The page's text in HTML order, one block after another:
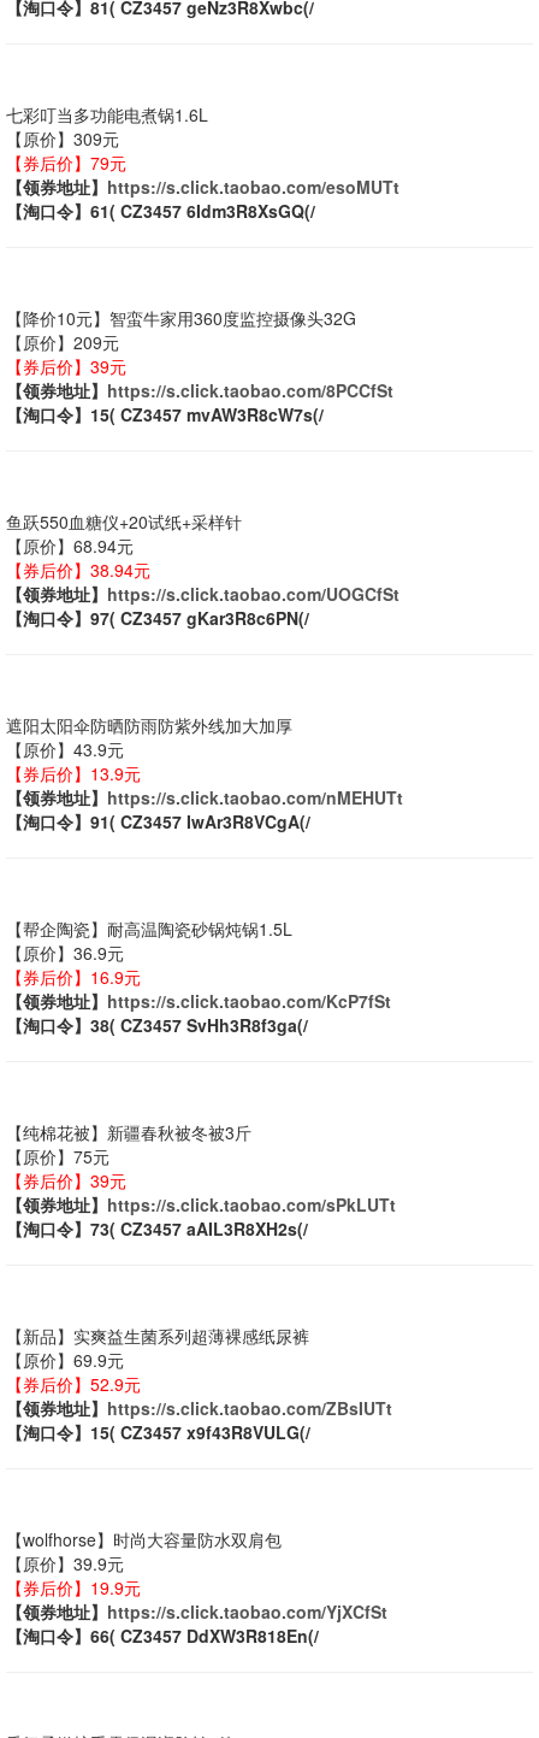
【淘口令】81( CZ3457 geNz3R8Xwbc(/
七彩叮当多功能电煮锅1.6L
【原价】309元
【券后价】79元
【领券地址】 https://s.click.taobao.com/esoMUTt
【淘口令】61( CZ3457 6Idm3R8XsGQ(/
【降价10元】智蛮牛家用360度监控摄像头32G
【原价】209元
【券后价】39元
【领券地址】 https://s.click.taobao.com/8PCCfSt
【淘口令】15( CZ3457 mvAW3R8cW7s(/
鱼跃550血糖仪+20试纸+采样针
【原价】68.94元
【券后价】38.94元
【领券地址】 https://s.click.taobao.com/UOGCfSt
【淘口令】97( CZ3457 gKar3R8c6PN(/
遮阳太阳伞防晒防雨防紫外线加大加厚
【原价】43.9元
【券后价】13.9元
【领券地址】 https://s.click.taobao.com/nMEHUTt
【淘口令】91( CZ3457 IwAr3R8VCgA(/
【帮企陶瓷】耐高温陶瓷砂锅炖锅1.5L
【原价】36.9元
【券后价】16.9元
【领券地址】 https://s.click.taobao.com/KcP7fSt
【淘口令】38( CZ3457 SvHh3R8f3ga(/
【纯棉花被】新疆春秋被冬被3斤
【原价】75元
【券后价】39元
【领券地址】 https://s.click.taobao.com/sPkLUTt
【淘口令】73( CZ3457 aAIL3R8XH2s(/
【新品】实爽益生菌系列超薄裸感纸尿裤
【原价】69.9元
【券后价】52.9元
【领券地址】 https://s.click.taobao.com/ZBsIUTt
【淘口令】15( CZ3457 x9f43R8VULG(/
【wolfhorse】时尚大容量防水双肩包
【原价】39.9元
【券后价】19.9元
【领券地址】 https://s.click.taobao.com/YjXCfSt
【淘口令】66( CZ3457 DdXW3R818En(/